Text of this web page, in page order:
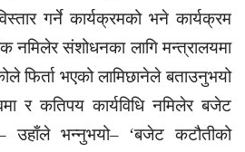
गर्ने कार्यक्रमको भने कार्यक्रम
नमिलेर संशोधनका लागि मन्त्रालयमा
फिर्ता भएको लामिछानेले बताउनुभयो
र कतिपय कार्यविधि नमिलेर बजेट
उहाँले भन्नुभयो– ‘बजेट कटौतीको